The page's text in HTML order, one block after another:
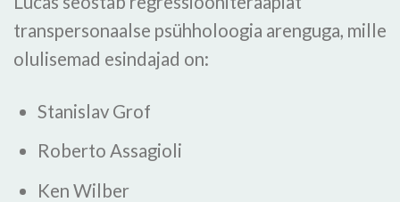
transpersonaalse psühholoogia arenguga, mille
olulisemad esindajad on:
Stanislav Grof
Roberto Assagioli
Ken Wilber